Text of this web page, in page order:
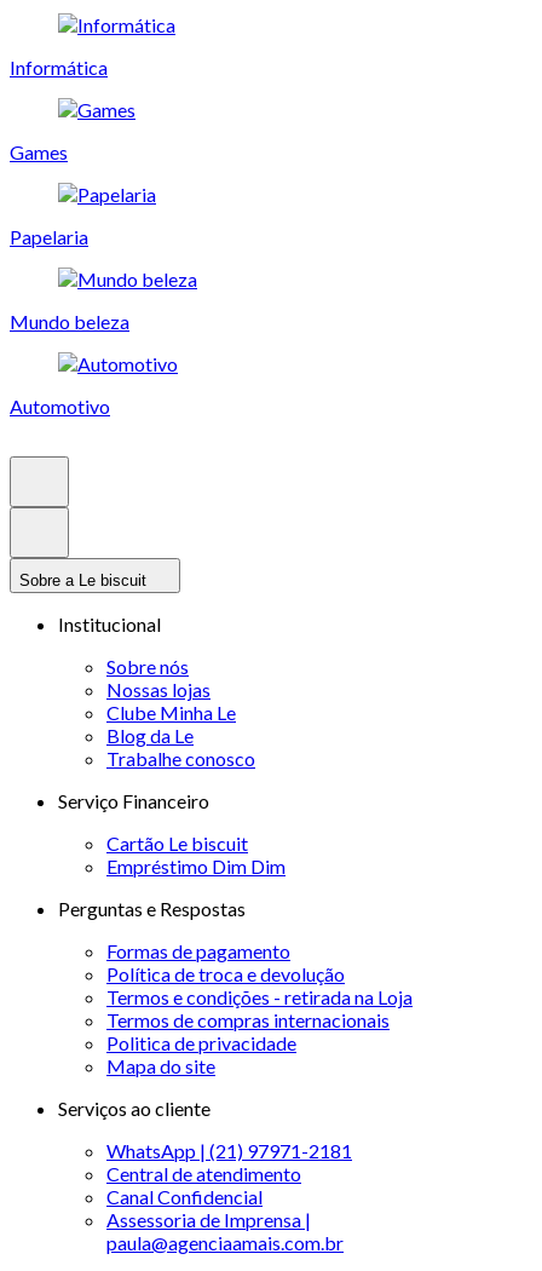
Informática
Games
Papelaria
Mundo beleza
Automotivo
Sobre a Le biscuit
Institucional
Sobre nós
Nossas lojas
Clube Minha Le
Blog da Le
Trabalhe conosco
Serviço Financeiro
Cartão Le biscuit
Empréstimo Dim Dim
Perguntas e Respostas
Formas de pagamento
Política de troca e devolução
Termos e condições - retirada na Loja
Termos de compras internacionais
Politica de privacidade
Mapa do site
Serviços ao cliente
WhatsApp | (21) 97971-2181
Central de atendimento
Canal Confidencial
Assessoria de Imprensa |
paula@agenciaamais.com.br